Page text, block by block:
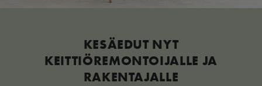
KESÄEDUT NYT
KEITTIÖREMONTOIJALLE JA
RAKENTAJALLE